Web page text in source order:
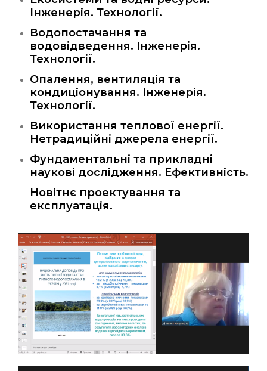
Інженерія. Технології.
Водопостачання та
водовідведення. Інженерія.
Технології.
Опалення, вентиляція та
кондиціонування. Інженерія.
Технології.
Використання теплової енергії.
Нетрадиційні джерела енергії.
Фундаментальні та прикладні
наукові дослідження. Ефективність.
Новітнє проектування та
експлуатація.